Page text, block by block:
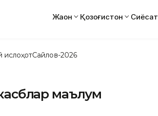
Жаҳон Қозоғистон Сиёсат
ислоҳотСайлов-2026
касблар маълум